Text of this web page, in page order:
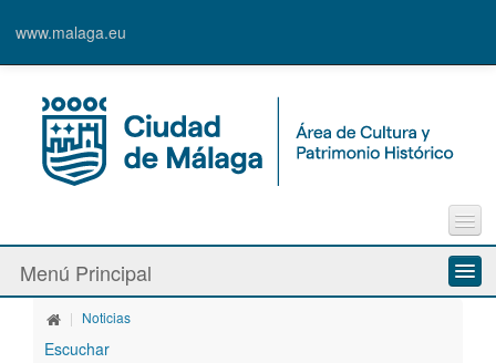
www.malaga.eu
Contacto
Quejas y Sugerencias
Menú Principal
Quiénes somos
| Noticias
Escuchar